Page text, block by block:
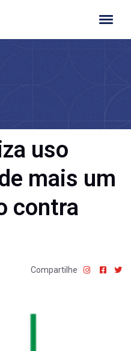
uso
mais um
contra
Compartilhe